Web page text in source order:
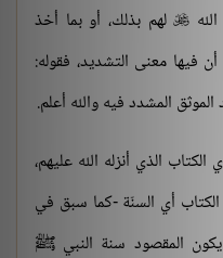
لهم بذلك، أو بما أخذ
فيها معنى التشديد، فقوله:
الموثق المشدد فيه والله أعلم.
الكتاب الذي أنزله الله عليهم،
أي السنّة -كما سبق في
المقصود سنة النبي ﷺ